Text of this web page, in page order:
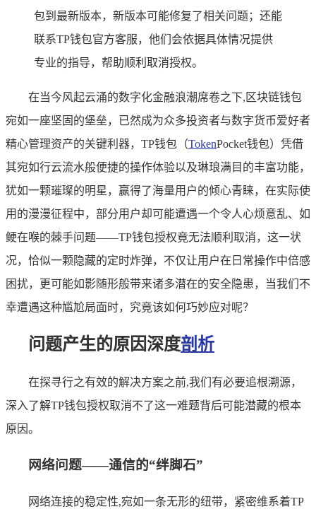
包到最新版本，新版本可能修复了相关问题；还能
联系TP钱包官方客服，他们会依据具体情况提供
专业的指导，帮助顺利取消授权。
在当今风起云涌的数字化金融浪潮席卷之下,区块链钱包
宛如一座坚固的堡垒，已然成为众多投资者与数字货币爱好者
精心管理资产的关键利器，TP钱包（TokenPocket钱包）凭借
其宛如行云流水般便捷的操作体验以及琳琅满目的丰富功能，
犹如一颗璀璨的明星，赢得了海量用户的倾心青睐，在实际使
用的漫漫征程中，部分用户却可能遭遇一个令人心烦意乱、如
鲠在喉的棘手问题——TP钱包授权竟无法顺利取消，这一状
况，恰似一颗隐藏的定时炸弹，不仅让用户在日常操作中倍感
困扰，更可能如影随形般带来诸多潜在的安全隐患，当我们不
幸遭遇这种尴尬局面时，究竟该如何巧妙应对呢？
问题产生的原因深度剖析
在探寻行之有效的解决方案之前,我们有必要追根溯源，
深入了解TP钱包授权取消不了这一难题背后可能潜藏的根本
原因。
网络问题——通信的“绊脚石”
网络连接的稳定性,宛如一条无形的纽带，紧密维系着TP